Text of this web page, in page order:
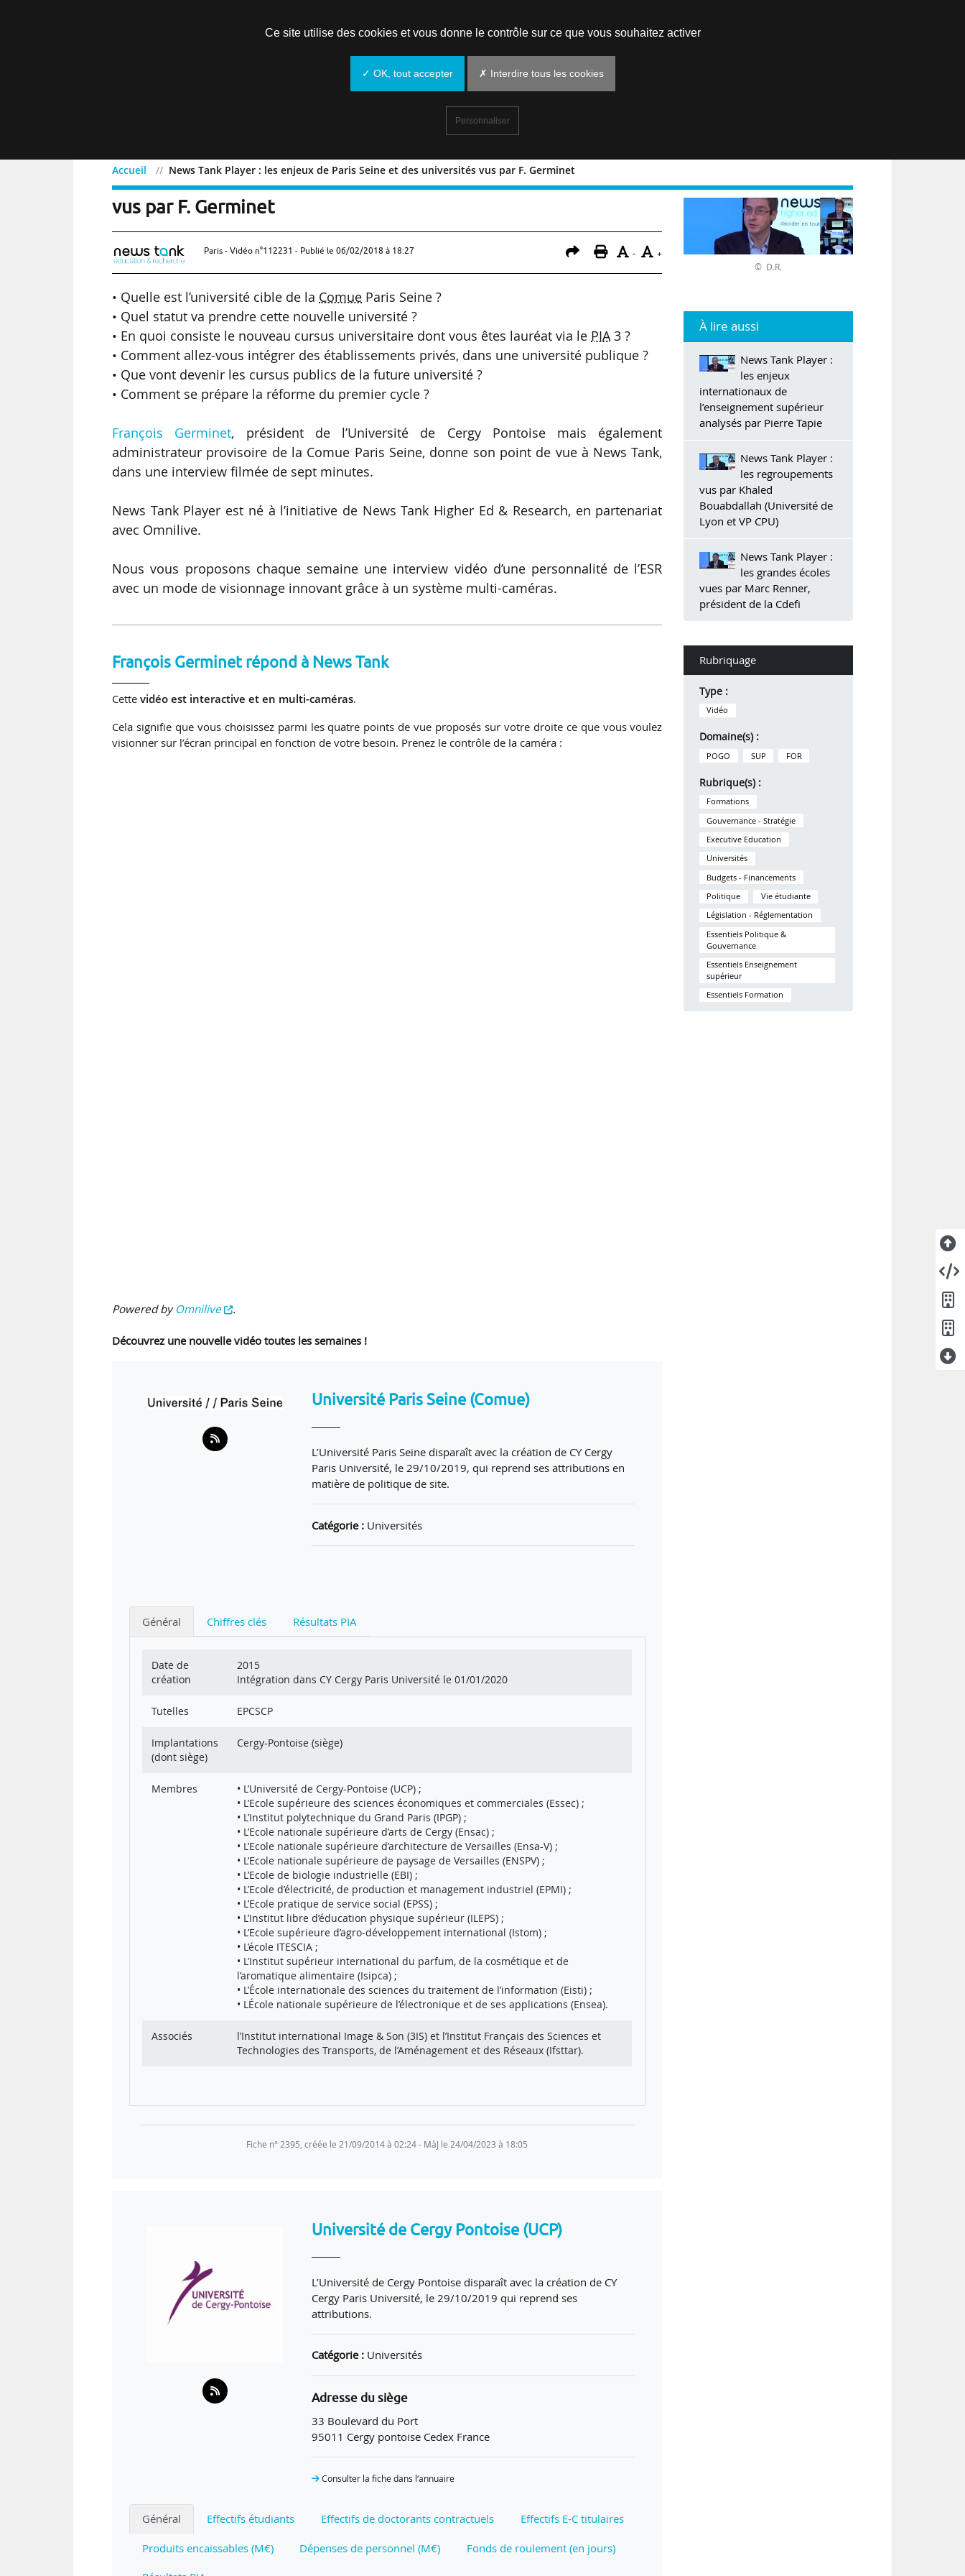
Accueil News Tank Player : les enjeux de Paris Seine et des universités vus par F. Germinet
News Tank Player : les enjeux de Paris Seine et des universités
vus par F. Germinet
Paris - Vidéo n°112231 - Publié le 06/02/2018 à 18:27 - +
• Quelle est l’université cible de la Comue Paris Seine ?
• Quel statut va prendre cette nouvelle université ?
• En quoi consiste le nouveau cursus universitaire dont vous êtes lauréat via le PIA3 ?
• Comment allez-vous intégrer des établissements privés, dans une université publique ?
• Que vont devenir les cursus publics de la future université ?
• Comment se prépare la réforme du premier cycle ?
François Germinet, président de l’Université de Cergy Pontoise mais également
administrateur provisoire de la Comue Paris Seine, donne son point de vue à News Tank,
dans une interview filmée de sept minutes.
News Tank Player est né à l’initiative de News Tank Higher Ed & Research, en partenariat
avec Omnilive.
Nous vous proposons chaque semaine une interview vidéo d’une personnalité de l’ESR
avec un mode de visionnage innovant grâce à un système multi-caméras.
François Germinet répond à News Tank
Cettevidéo est interactive et en multi-caméras.
Cela signifie que vous choisissez parmi les quatre points de vue proposés sur votre droite ce que vous voulez
visionner sur l’écran principal en fonction de votre besoin. Prenez le contrôle de la caméra :
Powered by Omnilive .
Découvrez une nouvelle vidéo toutes les semaines !
Université Paris Seine (Comue)
L’Université Paris Seine disparaît avec la création de CY Cergy
Paris Université, le 29/10/2019, qui reprend ses attributions en
matière de politique de site.
Catégorie : Universités
Général Chiffres clés Résultats PIA
Date de
création
2015
Intégration dans CY Cergy Paris Université le 01/01/2020
Tutelles EPCSCP
Implantations
(dont siège)
Cergy-Pontoise (siège)
Membres
• L’Université de Cergy-Pontoise (UCP) ;
• L’Ecole supérieure des sciences économiques et commerciales (Essec) ;
• L’Institut polytechnique du Grand Paris (IPGP) ;
• L’Ecole nationale supérieure d’arts de Cergy (Ensac) ;
• L’Ecole nationale supérieure d’architecture de Versailles (Ensa-V) ;
• L’Ecole nationale supérieure de paysage de Versailles (ENSPV) ;
• L’Ecole de biologie industrielle (EBI) ;
• L’Ecole d’électricité, de production et management industriel (EPMI) ;
• L’Ecole pratique de service social (EPSS) ;
• L’Institut libre d’éducation physique supérieur (ILEPS) ;
• L’Ecole supérieure d’agro-développement international (Istom) ;
• L’école ITESCIA ;
• L’Institut supérieur international du parfum, de la cosmétique et de
l’aromatique alimentaire (Isipca) ;
• L’École internationale des sciences du traitement de l’information (Eisti) ;
• LÉcole nationale supérieure de l’électronique et de ses applications (Ensea).
Associés
l’Institut international Image & Son (3IS) et l’Institut Français des Sciences et
Technologies des Transports, de l’Aménagement et des Réseaux (Ifsttar).
Personnels d’enseignement et de recherche 2700 chercheurs ou E-C
Personnels administratifs et techniques 2000 Biatss
NCU Projet CUPS (2017) : 15,9M€
Vague 1 (2017) : 8,96M€ pour 1 projet
Fiche n° 2395, créée le 21/09/2014 à 02:24 - MàJ le 24/04/2023 à 18:05
Université de Cergy Pontoise (UCP)
L’Université de Cergy Pontoise disparaît avec la création de CY
Cergy Paris Université, le 29/10/2019 qui reprend ses
attributions.
Catégorie : Universités
Adresse du siège
33 Boulevard du Port
95011 Cergy pontoise Cedex France
Consulter la fiche dans l‘annuaire
Général Effectifs étudiants Effectifs de doctorants contractuels Effectifs E-C titulaires
Produits encaissables (M€) Dépenses de personnel (M€) Fonds de roulement (en jours)
© D.R.
À lire aussi
News Tank Player :
les enjeux
internationaux de
l’enseignement supérieur
analysés par Pierre Tapie
News Tank Player :
les regroupements
vus par Khaled
Bouabdallah (Université de
Lyon et VP CPU)
News Tank Player :
les grandes écoles
vues par Marc Renner,
président de la Cdefi
Rubriquage
Type :
Vidéo
Domaine(s) :
POGO SUP FOR
Rubrique(s) :
Formations
Gouvernance - Stratégie
Executive Education
Universités
Budgets - Financements
Politique
Vie étudiante
Législation - Réglementation
Essentiels Politique &
Gouvernance
Essentiels Enseignement
supérieur
Essentiels Formation
Ce site utilise des cookies et vous donne le contrôle sur ce que vous souhaitez activer
✓ OK, tout accepter ✗ Interdire tous les cookies
Personnaliser